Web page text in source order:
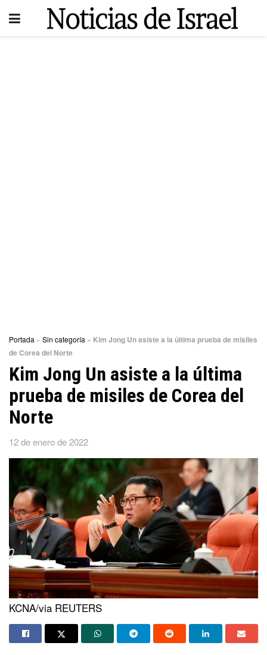
Portada » Sin categoría » Kim Jong Un asiste a la última prueba de misiles
de Corea del Norte
Kim Jong Un asiste a la última
prueba de misiles de Corea del
Norte
12 de enero de 2022
KCNA/via REUTERS